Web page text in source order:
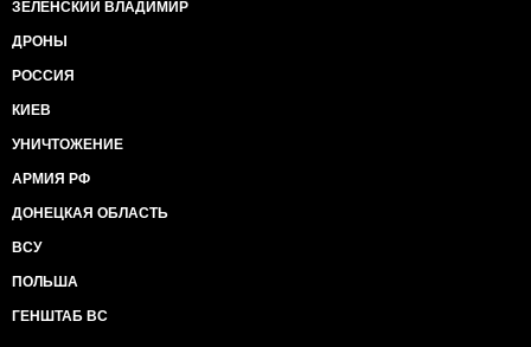
ЗЕЛЕНСКИЙ ВЛАДИМИР
ДРОНЫ
РОССИЯ
КИЕВ
УНИЧТОЖЕНИЕ
АРМИЯ РФ
ДОНЕЦКАЯ ОБЛАСТЬ
ВСУ
ПОЛЬША
ГЕНШТАБ ВС